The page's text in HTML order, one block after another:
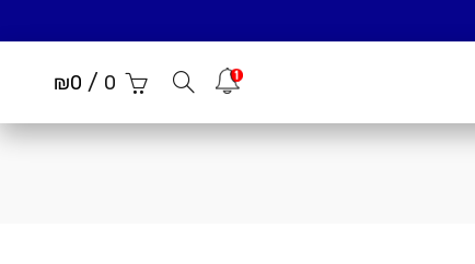
הודעות 0
/
₪0